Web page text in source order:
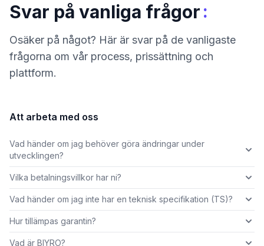
Svar på vanliga frågor:
Osäker på något? Här är svar på de vanligaste
frågorna om vår process, prissättning och
plattform.
Att arbeta med oss
Vad händer om jag behöver göra ändringar under
utvecklingen?
Vilka betalningsvillkor har ni?
Vad händer om jag inte har en teknisk specifikation (TS)?
Hur tillämpas garantin?
Vad är BIYRO?